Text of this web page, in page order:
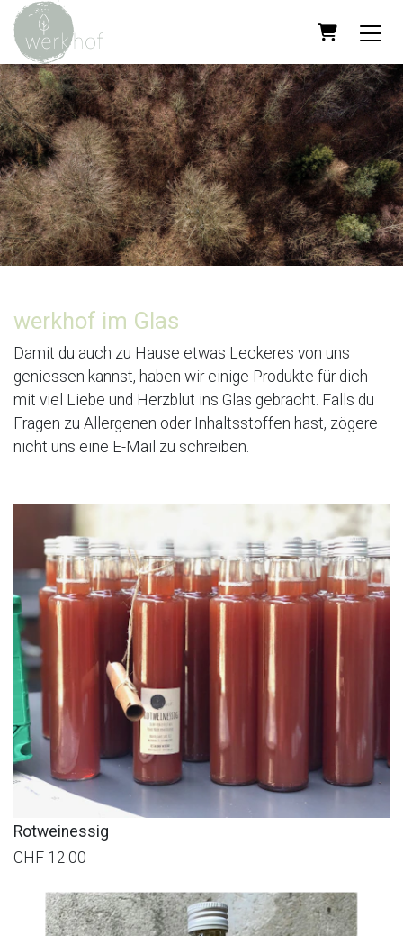
Warenkorb
werkhof im Glas
Damit du auch zu Hause etwas Leckeres von uns
geniessen kannst, haben wir einige Produkte für dich
mit viel Liebe und Herzblut ins Glas gebracht. Falls du
Fragen zu Allergenen oder Inhaltsstoffen hast, zögere
nicht uns eine E-Mail zu schreiben.
Rotweinessig
CHF 12.00